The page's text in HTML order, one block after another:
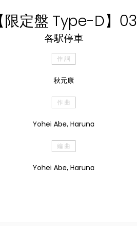
【限定盤 Type-D】03
各駅停車
作 詞
秋元康
作 曲
Yohei Abe, Haruna
編 曲
Yohei Abe, Haruna